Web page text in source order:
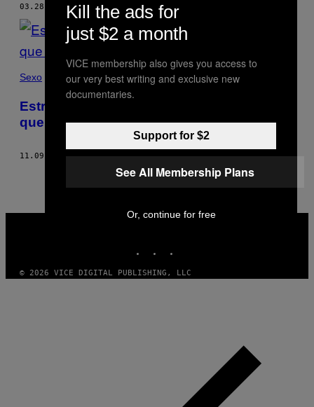
03.28.19 PORLAURA BINDER
Sexo
Estrellas del porno hablan de la última vez
que les rompieron el corazón
11.09.18 PORREBECCA BADENANDLAURA BINDER
© 2026 VICE DIGITAL PUBLISHING, LLC
Kill the ads for
just $2 a month
VICE membership also gives you access to
our very best writing and exclusive new
documentaries.
Support for $2
See All Membership Plans
Or, continue for free